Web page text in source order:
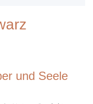
und Seele